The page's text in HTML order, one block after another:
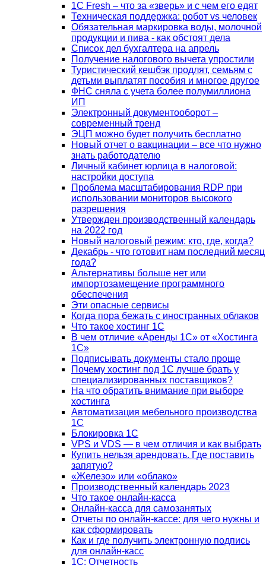
1С Fresh – что за «зверь» и с чем его едят
Техническая поддержка: робот vs человек
Обязательная маркировка воды, молочной
продукции и пива - как обстоят дела
Список дел бухгалтера на апрель
Получение налогового вычета упростили
Туристический кешбэк продлят, семьям с
детьми выплатят пособия и многое другое
ФНС сняла с учета более полумиллиона
ИП
Электронный документооборот –
современный тренд
ЭЦП можно будет получить бесплатно
Новый отчет о вакцинации – все что нужно
знать работодателю
Личный кабинет юрлица в налоговой:
настройки доступа
Проблема масштабирования RDP при
использовании мониторов высокого
разрешения
Утвержден производственный календарь
на 2022 год
Новый налоговый режим: кто, где, когда?
Декабрь - что готовит нам последний месяц
года?
Альтернативы больше нет или
импортозамещение программного
обеспечения
Эти опасные сервисы
Когда пора бежать с иностранных облаков
Что такое хостинг 1С
В чем отличие «Аренды 1С» от «Хостинга
1С»
Подписывать документы стало проще
Почему хостинг под 1С лучше брать у
специализированных поставщиков?
На что обратить внимание при выборе
хостинга
Автоматизация мебельного производства
1С
Блокировка 1С
VPS и VDS — в чем отличия и как выбрать
Купить нельзя арендовать. Где поставить
запятую?
«Железо» или «облако»
Производственный календарь 2023
Что такое онлайн-касса
Онлайн-касса для самозанятых
Отчеты по онлайн-кассе: для чего нужны и
как сформировать
Как и где получить электронную подпись
для онлайн-касс
1С: Отчетность